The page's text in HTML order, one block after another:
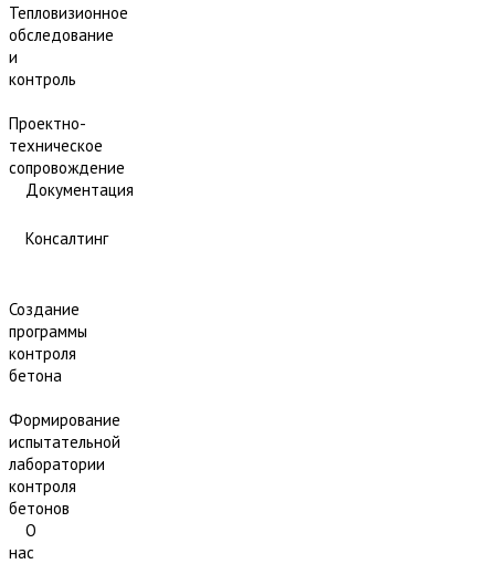
Тепловизионное
обследование
и
контроль
Проектно-
техническое
сопровождение
Документация
Консалтинг
Создание
программы
контроля
бетона
Формирование
испытательной
лаборатории
контроля
бетонов
О
нас